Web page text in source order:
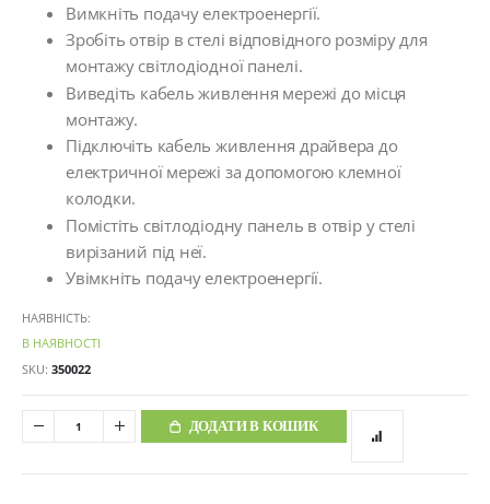
Вимкніть подачу електроенергії.
Зробіть отвір в стелі відповідного розміру для
монтажу світлодіодної панелі.
Виведіть кабель живлення мережі до місця
монтажу.
Підключіть кабель живлення драйвера до
електричної мережі за допомогою клемної
колодки.
Помістіть світлодіодну панель в отвір у стелі
вирізаний під неї.
Увімкніть подачу електроенергії.
НАЯВНІСТЬ:
В НАЯВНОСТІ
SKU 350022
ДОДАТИ В КОШИК